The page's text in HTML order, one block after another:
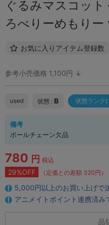
ぐるみマスコッ
ろべりーめもりー
お気に入りアイテム登録数
参考小売価格 1,100円 ↓
used 状態 : B 状態ランク
備考
ボールチェーン欠品
780 円 税込
29%OFF （定価との差額 320円）
5,000円以上のお買い上げで
アニメイトポイント連携済み
品